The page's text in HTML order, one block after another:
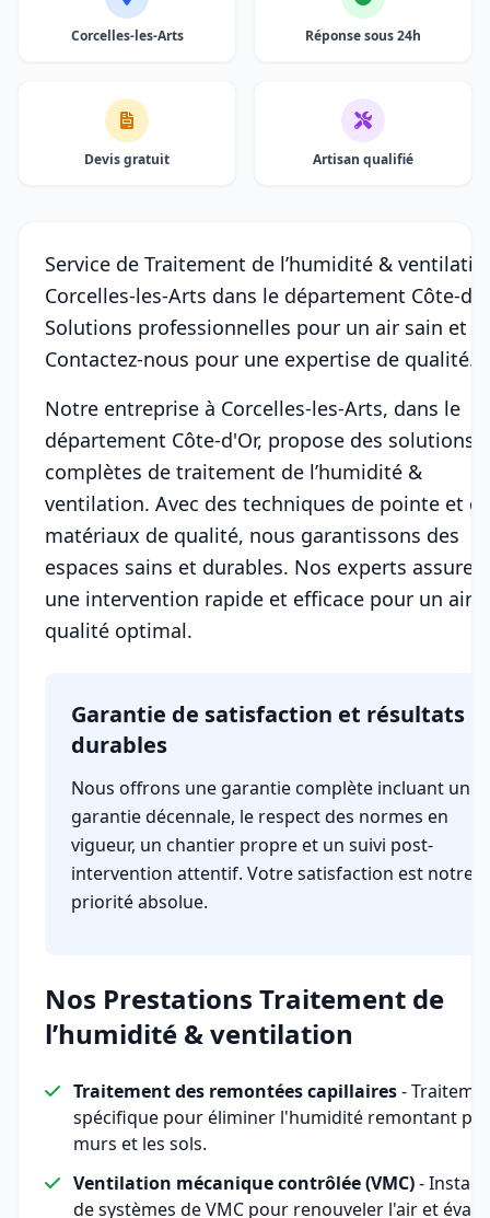
Corcelles-les-Arts Réponse sous 24h
Devis gratuit Artisan qualifié
Service de Traitement de l’humidité &
Corcelles-les-Arts dans le département Côte-
Solutions professionnelles pour un air sain et
Contactez-nous pour une expertise de qualité.
Notre entreprise à Corcelles-les-Arts, dans le
département Côte-d'Or, propose des solutions
complètes de traitement de l’humidité &
ventilation. Avec des techniques de pointe et
matériaux de qualité, nous garantissons des
espaces sains et durables. Nos experts
une intervention rapide et efficace pour un air
qualité optimal.
Garantie de satisfaction et résultats
durables
Nous offrons une garantie complète incluant une
garantie décennale, le respect des normes en
vigueur, un chantier propre et un suivi post-
intervention attentif. Votre satisfaction est notre
priorité absolue.
Nos Prestations Traitement de
l’humidité & ventilation
Traitement des remontées capillaires-
spécifique pour éliminer l'humidité remontant
murs et les sols.
Ventilation mécanique contrôlée (VMC)-
de systèmes de VMC pour renouveler l'air et